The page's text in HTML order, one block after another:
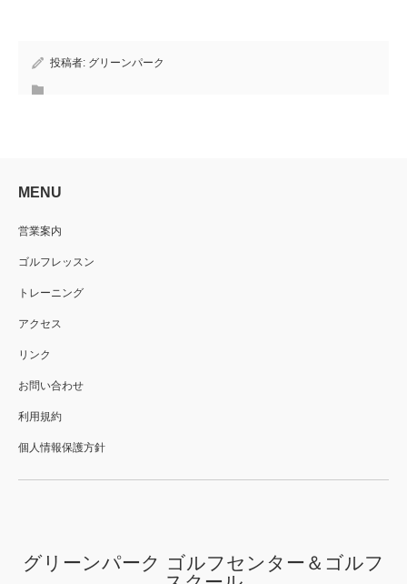
投稿者: グリーンパーク
MENU
営業案内
ゴルフレッスン
トレーニング
アクセス
リンク
お問い合わせ
利用規約
個人情報保護方針
グリーンパーク ゴルフセンター＆ゴルフ